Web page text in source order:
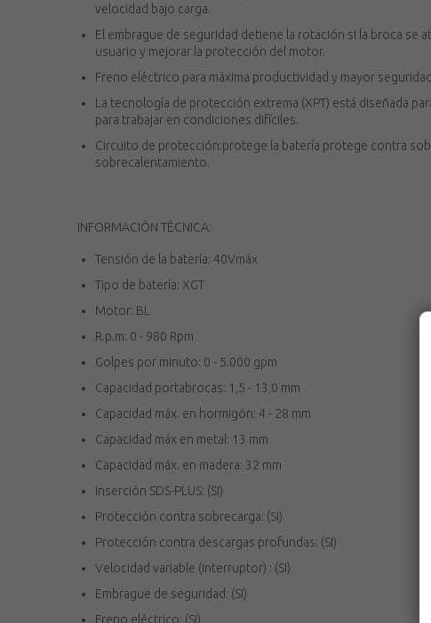
velocidad bajo carga.
El embrague de seguridad detiene la rotación si la broca se
usuario y mejorar la protección del motor.
Freno eléctrico para máxima productividad y mayor
La tecnología de protección extrema (XPT) está diseñada
para trabajar en condiciones difíciles.
Circuito de protección:protege la batería protege contra
sobrecalentamiento.
INFORMACIÓN TÉCNICA:
Tensión de la batería: 40Vmáx
Tipo de batería: XGT
Motor: BL
R.p.m: 0 - 980 Rpm
Golpes por minuto: 0 - 5.000 gpm
Capacidad portabrocas: 1,5 - 13,0 mm
Capacidad máx. en hormigón: 4 - 28 mm
Capacidad máx en metal: 13 mm
Capacidad máx. en madera: 32 mm
Inserción SDS-PLUS: (SI)
Protección contra sobrecarga: (SI)
Protección contra descargas profundas: (SI)
Velocidad variable (interruptor) : (SI)
Embrague de seguridad: (SI)
Freno eléctrico: (SI)